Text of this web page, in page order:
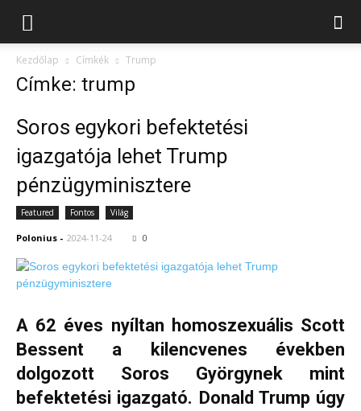
Kezdőlap Címkék Trump
Címke: trump
Soros egykori befektetési
igazgatója lehet Trump
pénzügyminisztere
Featured Fontos Világ
Polonius - 2024-11-24 0
A 62 éves nyíltan homoszexuális Scott
Bessent a kilencvenes években
dolgozott Soros Györgynek mint
befektetési igazgató. Donald Trump úgy